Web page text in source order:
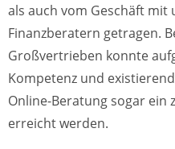
als auch vom Geschäft mit
Finanzberatern getragen.
Großvertrieben konnte
Kompetenz und
Online-Beratung sogar ein
erreicht werden.